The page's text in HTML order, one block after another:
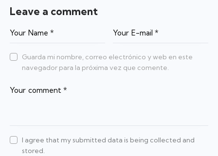
Leave a comment
Guarda mi nombre, correo electrónico y web en este
navegador para la próxima vez que comente.
I agree that my submitted data is being collected and
stored.